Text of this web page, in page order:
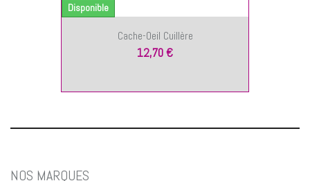
Cache-Oeil Cuillère
12,70 €
Disponible
NOS MARQUES